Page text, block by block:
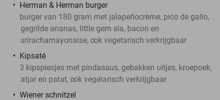
Herman & Herman burger
burger van 180 gram met jalapeñocrème, pico de gallo,
gegrilde ananas, little gem sla, bacon en
srirachamayonaise, ook vegetarisch verkrijgbaar
Kipsaté
3 kipspiesjes met pindasaus, gebakken uitjes, kroepoek,
atjar en patat, ook vegetarisch verkrijgbaar
Wiener schnitzel